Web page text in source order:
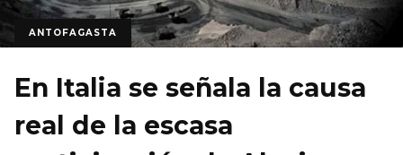
ANTOFAGASTA
En Italia se señala la causa
real de la escasa